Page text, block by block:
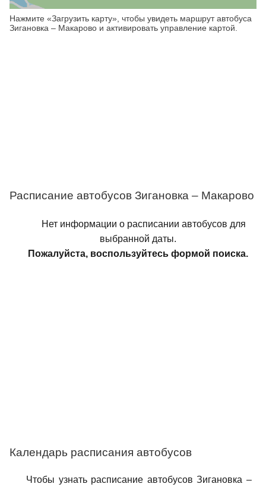
Нажмите «Загрузить карту», чтобы увидеть маршрут автобуса
Зигановка – Макарово и активировать управление картой.
Расписание автобусов Зигановка – Макарово
Нет информации о расписании автобусов для
выбранной даты.
Пожалуйста, воспользуйтесь формой поиска.
Календарь расписания автобусов
Чтобы узнать расписание автобусов Зигановка –